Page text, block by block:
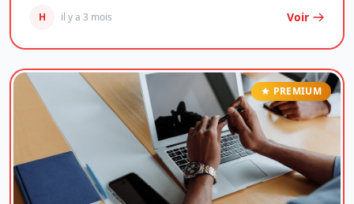
H il y a 3 mois Voir
PREMIUM